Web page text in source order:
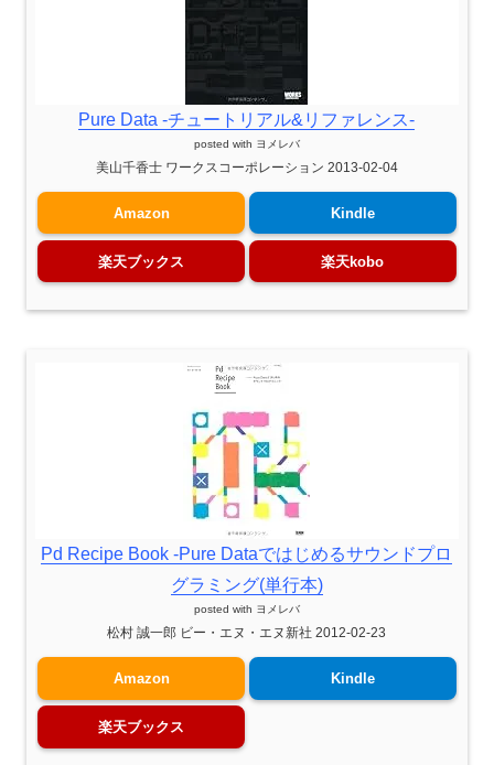
Pure Data -チュートリアル&リファレンス-
posted with ヨメレバ
美山千香士 ワークスコーポレーション 2013-02-04
Amazon Kindle
楽天ブックス 楽天kobo
Pd Recipe Book -Pure Dataではじめるサウンドプロ
グラミング(単行本)
posted with ヨメレバ
松村 誠一郎 ビー・エヌ・エヌ新社 2012-02-23
Amazon Kindle
楽天ブックス